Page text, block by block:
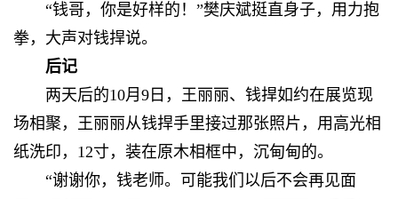
“钱哥，你是好样的！”樊庆斌挺直身子，用力抱
拳，大声对钱捍说。
后记
两天后的10月9日，王丽丽、钱捍如约在展览现
场相聚，王丽丽从钱捍手里接过那张照片，用高光相
纸洗印，12寸，装在原木相框中，沉甸甸的。
“谢谢你，钱老师。可能我们以后不会再见面